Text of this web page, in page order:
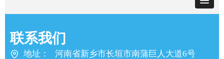
地址：
河南省新乡市长垣市南蒲巨人大道6号
联系我们